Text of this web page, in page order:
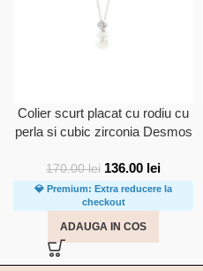
Colier scurt placat cu rodiu cu
perla si cubic zirconia Desmos
170.00lei 136.00 lei
💎 Premium: Extra reducere la
checkout
ADAUGA IN COS